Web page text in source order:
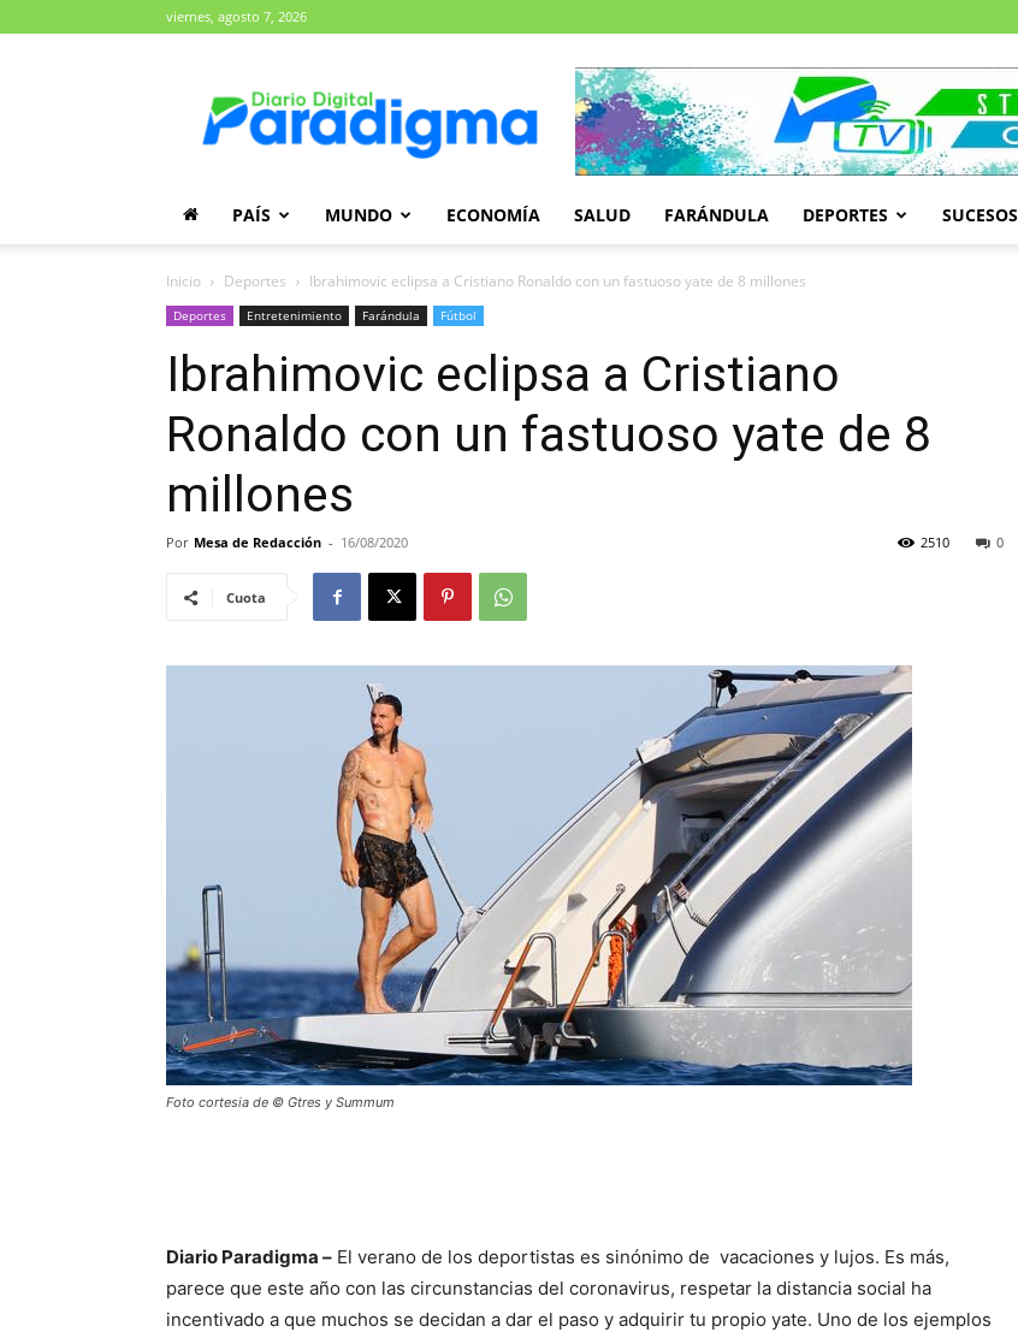
viernes, agosto 7, 2026
Paradigma
PAÍS MUNDO ECONOMÍA SALUD FARÁNDULA DEPORTES SUCESOS
Inicio Deportes Ibrahimovic eclipsa a Cristiano Ronaldo con un fastuoso yate de 8 millones
Deportes Entretenimiento Farándula Fútbol
Ibrahimovic eclipsa a Cristiano
Ronaldo con un fastuoso yate de 8
millones
Por Mesa de Redacción - 16/08/2020 0
2510
Cuota
Foto cortesia de © Gtres y Summum
Diario Paradigma – El verano de los deportistas es sinónimo de vacaciones y lujos. Es más,
parece que este año con las circunstancias del coronavirus, respetar la distancia social ha
incentivado a que muchos se decidan a dar el paso y adquirir tu propio yate. Uno de los ejemplos